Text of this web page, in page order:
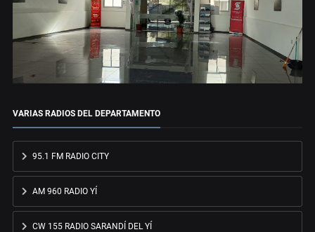
VARIAS RADIOS DEL DEPARTAMENTO
95.1 FM RADIO CITY
AM 960 RADIO YÍ
CW 155 RADIO SARANDÍ DEL YÍ